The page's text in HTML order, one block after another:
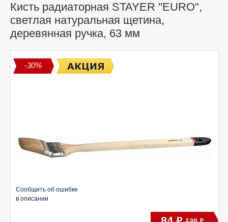
Кисть радиаторная STAYER "EURO",
светлая натуральная щетина,
деревянная ручка, 63 мм
-30%
Сообщить об ошибке
в описании
руб руб